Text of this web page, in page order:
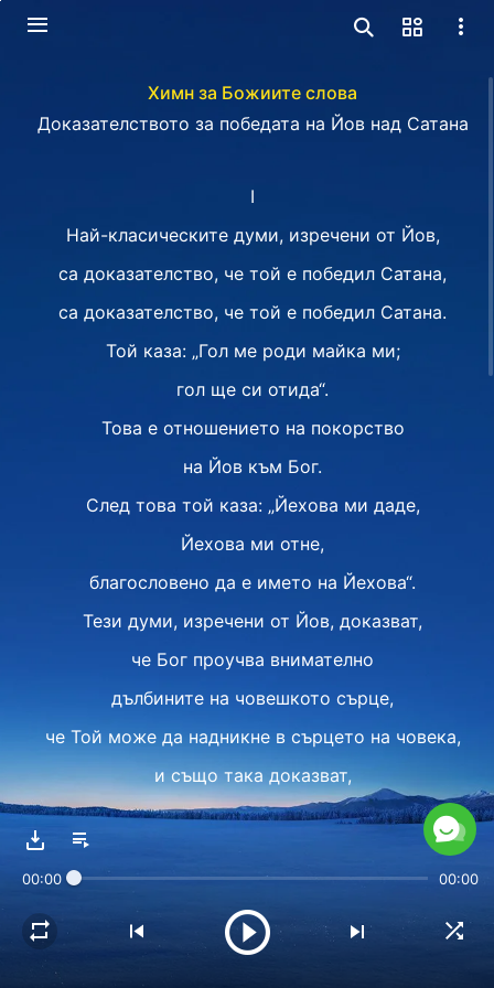
Химн за Божиите слова
Доказателството за победата на Йов над Сатана
I
Най-класическите думи, изречени от Йов,
са доказателство, че той е победил Сатана,
са доказателство, че той е победил Сатана.
Той каза: „Гол ме роди майка ми;
гол ще си отида“.
Това е отношението на покорство
на Йов към Бог.
След това той каза: „Йехова ми даде,
Йехова ми отне,
благословено да е името на Йехова“.
Тези думи, изречени от Йов, доказват,
че Бог проучва внимателно
дълбините на човешкото сърце,
че Той може да надникне в сърцето на човека,
и също така доказват,
че Неговото одобрение към Йов е безпогрешно,
че този човек, който беше одобрен от Бог,
II
00:00 00:00